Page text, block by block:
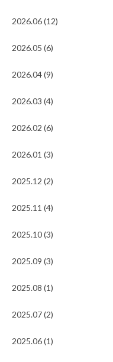
2026.06 (12)
2026.05 (6)
2026.04 (9)
2026.03 (4)
2026.02 (6)
2026.01 (3)
2025.12 (2)
2025.11 (4)
2025.10 (3)
2025.09 (3)
2025.08 (1)
2025.07 (2)
2025.06 (1)